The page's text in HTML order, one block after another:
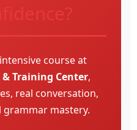
course at
Training Center,
real conversation,
mastery.